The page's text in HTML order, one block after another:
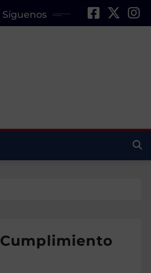
Síguenos